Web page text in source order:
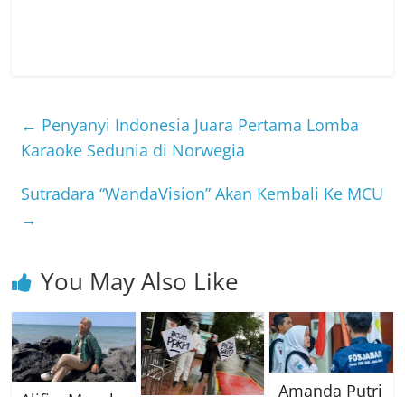
← Penyanyi Indonesia Juara Pertama Lomba
Karaoke Sedunia di Norwegia
Sutradara “WandaVision” Akan Kembali Ke MCU
→
You May Also Like
Amanda Putri